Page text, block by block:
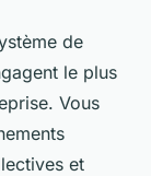
de
le plus
Vous
et